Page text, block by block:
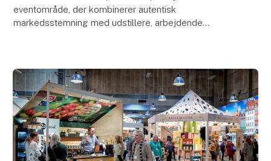
eventområde, der kombinerer autentisk
markedsstemning med udstillere, arbejdende